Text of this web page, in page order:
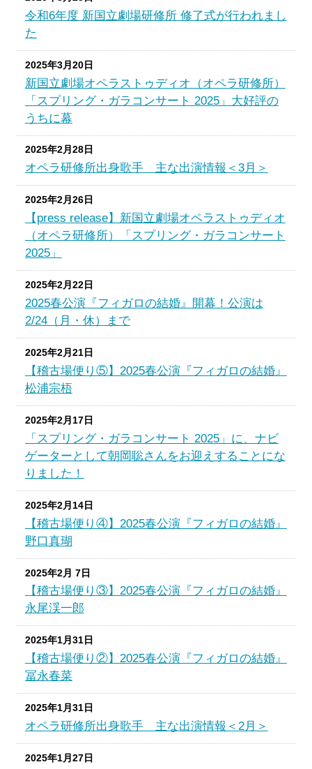
令和6年度 新国立劇場研修所 修了式が行われまし
た
2025年3月20日
新国立劇場オペラストゥディオ（オペラ研修所）
「スプリング・ガラコンサート 2025」大好評の
うちに幕
2025年2月28日
オペラ研修所出身歌手 主な出演情報＜3月＞
2025年2月26日
【press release】新国立劇場オペラストゥディオ
（オペラ研修所）「スプリング・ガラコンサート
2025」
2025年2月22日
2025春公演『フィガロの結婚』開幕！公演は
2/24（月・休）まで
2025年2月21日
【稽古場便り⑤】2025春公演『フィガロの結婚』
松浦宗梧
2025年2月17日
「スプリング・ガラコンサート 2025」に、ナビ
ゲーターとして朝岡聡さんをお迎えすることにな
りました！
2025年2月14日
【稽古場便り④】2025春公演『フィガロの結婚』
野口真瑚
2025年2月 7日
【稽古場便り③】2025春公演『フィガロの結婚』
永尾渓一郎
2025年1月31日
【稽古場便り②】2025春公演『フィガロの結婚』
冨永春菜
2025年1月31日
オペラ研修所出身歌手 主な出演情報＜2月＞
2025年1月27日